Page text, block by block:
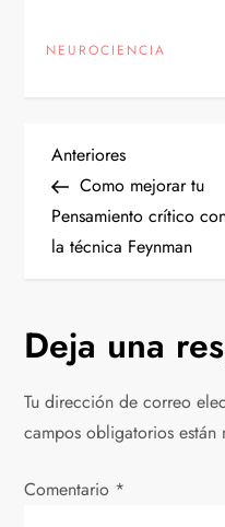
NEUROCIENCIA
N
a
v
g
a
c
Entrada
anterior
Anteriores
Como mejorar tu
Pensamiento crítico
la técnica Feynman
Deja una
Tu dirección de correo
campos obligatorios están
Comentario *